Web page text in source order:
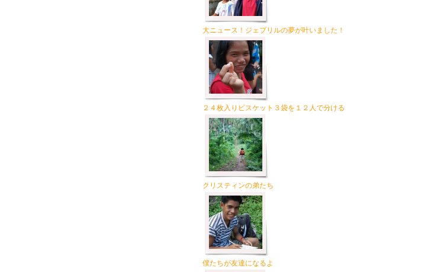
大ニュース！ジェプリルの夢が叶いました！
２４枚入りビスケット３袋を１２人で分ける
クリスティンの弟たち
僕たちが友達になるよ